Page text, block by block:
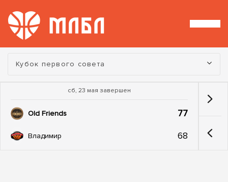
Турнир:
Кубок первого совета
сб, 23 мая завершен
Old Friends 77
Владимир 68